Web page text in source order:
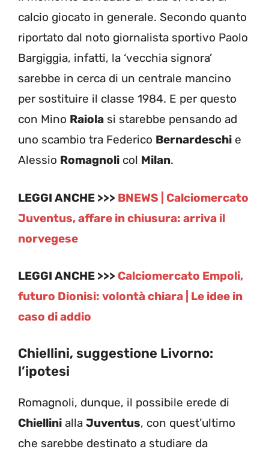
calcio giocato in generale. Secondo quanto
riportato dal noto giornalista sportivo Paolo
Bargiggia, infatti, la ‘vecchia signora’
sarebbe in cerca di un centrale mancino
per sostituire il classe 1984. E per questo
con Mino Raiola si starebbe pensando ad
uno scambio tra Federico Bernardeschi e
Alessio Romagnoli col Milan.
LEGGI ANCHE >>> BNEWS | Calciomercato
Juventus, affare in chiusura: arriva il
norvegese
LEGGI ANCHE >>> Calciomercato Empoli,
futuro Dionisi: volontà chiara | Le idee in
caso di addio
Chiellini, suggestione Livorno:
l’ipotesi
Romagnoli, dunque, il possibile erede di
Chiellini alla Juventus, con quest’ultimo
che sarebbe destinato a studiare da